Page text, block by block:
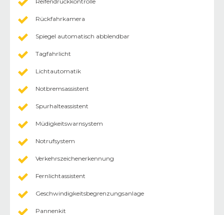
Rückfahrkamera
Spiegel automatisch abblendbar
Tagfahrlicht
Lichtautomatik
Notbremsassistent
Spurhalteassistent
Müdigkeitswarnsystem
Notrufsystem
Verkehrszeichenerkennung
Fernlichtassistent
Geschwindigkeitsbegrenzungsanlage
Pannenkit